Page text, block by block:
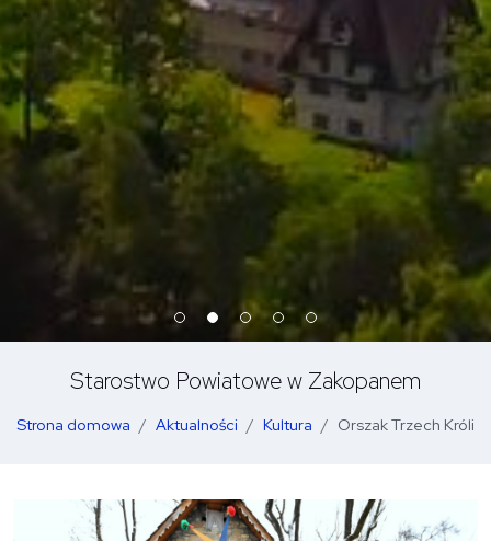
Starostwo Powiatowe w Zakopanem
Strona domowa Aktualności Kultura Orszak Trzech Króli